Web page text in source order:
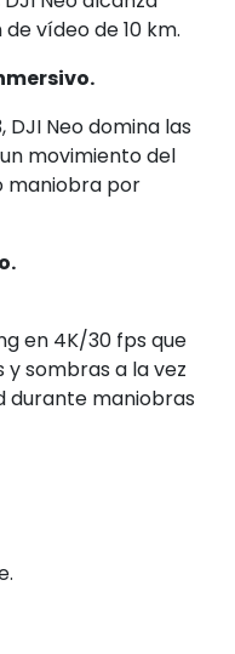
vídeo de 10 km.
DJI Neo domina las
movimiento del
maniobra por
en 4K/30 fps que
y sombras a la vez
durante maniobras